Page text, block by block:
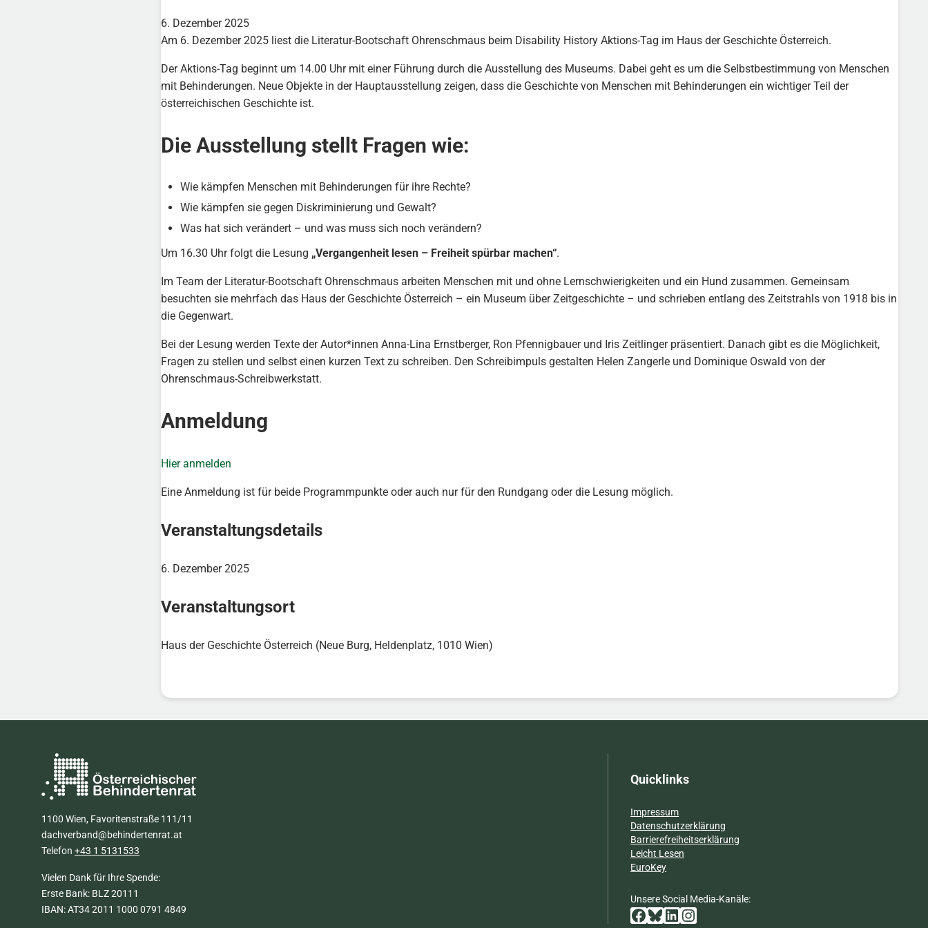
6. Dezember 2025
Am 6. Dezember 2025 liest die Literatur-Bootschaft Ohrenschmaus beim Disability History Aktions-Tag im Haus der Geschichte Österreich.
Der Aktions-Tag beginnt um 14.00 Uhr mit einer Führung durch die Ausstellung des Museums. Dabei geht es um die Selbstbestimmung von Menschen
mit Behinderungen. Neue Objekte in der Hauptausstellung zeigen, dass die Geschichte von Menschen mit Behinderungen ein wichtiger Teil der
österreichischen Geschichte ist.
Die Ausstellung stellt Fragen wie:
Wie kämpfen Menschen mit Behinderungen für ihre Rechte?
Wie kämpfen sie gegen Diskriminierung und Gewalt?
Was hat sich verändert – und was muss sich noch verändern?
Um 16.30 Uhr folgt die Lesung „Vergangenheit lesen – Freiheit spürbar machen“.
Im Team der Literatur-Bootschaft Ohrenschmaus arbeiten Menschen mit und ohne Lernschwierigkeiten und ein Hund zusammen. Gemeinsam
besuchten sie mehrfach das Haus der Geschichte Österreich – ein Museum über Zeitgeschichte – und schrieben entlang des Zeitstrahls von 1918 bis in
die Gegenwart.
Bei der Lesung werden Texte der Autor*innen Anna-Lina Ernstberger, Ron Pfennigbauer und Iris Zeitlinger präsentiert. Danach gibt es die Möglichkeit,
Fragen zu stellen und selbst einen kurzen Text zu schreiben. Den Schreibimpuls gestalten Helen Zangerle und Dominique Oswald von der
Ohrenschmaus-Schreibwerkstatt.
Anmeldung
Hier anmelden
Eine Anmeldung ist für beide Programmpunkte oder auch nur für den Rundgang oder die Lesung möglich.
Veranstaltungsdetails
6. Dezember 2025
Veranstaltungsort
Haus der Geschichte Österreich (Neue Burg, Heldenplatz, 1010 Wien)
1100 Wien, Favoritenstraße 111/11
dachverband@behindertenrat.at
Telefon+43 1 5131533
Vielen Dank für Ihre Spende:
Erste Bank: BLZ 20111
IBAN: AT34 2011 1000 0791 4849
Quicklinks
Impressum
Datenschutzerklärung
Barrierefreiheitserklärung
Leicht Lesen
EuroKey
Unsere Social Media-Kanäle:
Facebook
Bluesky
LinkedIn
Instagram